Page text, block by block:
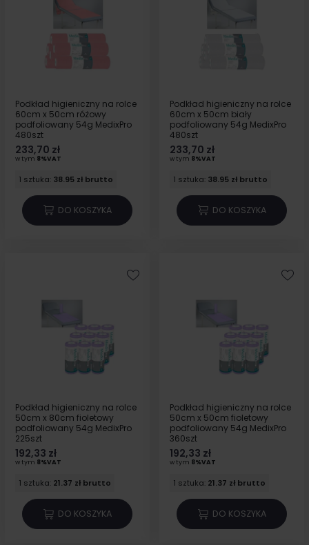
Podkład higieniczny na rolce
60cm x 50cm różowy
podfoliowany 54g MedixPro
480szt
233,70 zł
w tym 8%VAT
1 sztuka: 38.95 zł brutto
DO KOSZYKA
Podkład higieniczny na rolce
60cm x 50cm biały
podfoliowany 54g MedixPro
480szt
233,70 zł
w tym 8%VAT
1 sztuka: 38.95 zł brutto
DO KOSZYKA
Podkład higieniczny na rolce
50cm x 80cm fioletowy
podfoliowany 54g MedixPro
225szt
192,33 zł
w tym 8%VAT
1 sztuka: 21.37 zł brutto
DO KOSZYKA
Podkład higieniczny na rolce
50cm x 50cm fioletowy
podfoliowany 54g MedixPro
360szt
192,33 zł
w tym 8%VAT
1 sztuka: 21.37 zł brutto
DO KOSZYKA